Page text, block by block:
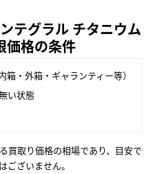
テグラル チタニウム
格の条件
・外箱・ギャランティー等）
い状態
買取り価格の相場であり、目安で
ございません。